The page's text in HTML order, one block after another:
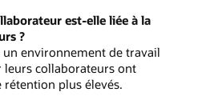
est-elle liée à la
?
environnement de travail
collaborateurs ont
plus élevés.